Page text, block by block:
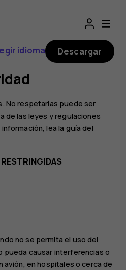
idioma Descargar
No respetarlas puede ser
de las leyes y regulaciones
lea la guía del
RESTRINGIDAS
no se permita el uso del
pueda causar interferencias o
avión, en hospitales o cerca de